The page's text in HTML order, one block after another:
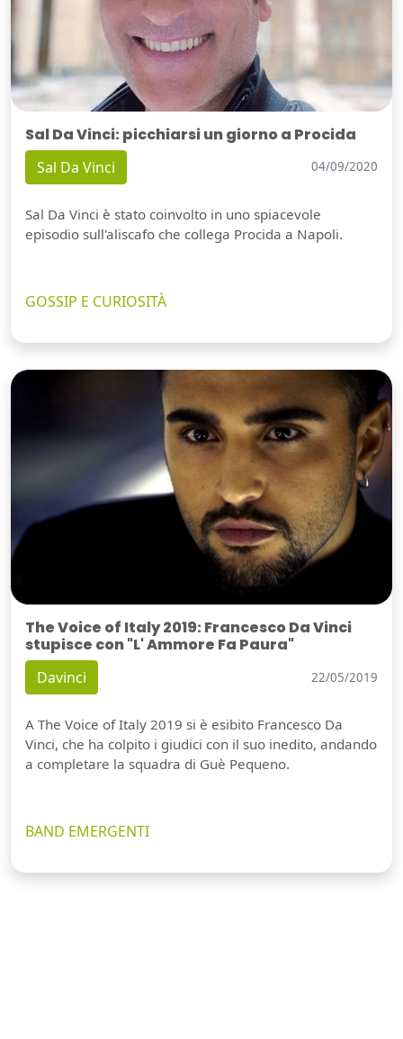
Sal Da Vinci: picchiarsi un giorno a Procida
Sal Da Vinci 04/09/2020
Sal Da Vinci è stato coinvolto in uno spiacevole
episodio sull'aliscafo che collega Procida a Napoli.
GOSSIP E CURIOSITÀ
The Voice of Italy 2019: Francesco Da Vinci
stupisce con "L' Ammore Fa Paura"
Davinci 22/05/2019
A The Voice of Italy 2019 si è esibito Francesco Da
Vinci, che ha colpito i giudici con il suo inedito, andando
a completare la squadra di Guè Pequeno.
BAND EMERGENTI